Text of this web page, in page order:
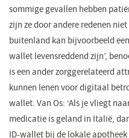
sommige gevallen hebben
zijn ze door andere redenen
buitenland kan bijvoorbeeld
wallet levensreddend zijn’,
is een ander zorggerelateerd
kunnen lenen voor digitaal
wallet. Van Os: ‘Als je vliegt
medicatie is geland in Italië,
ID-wallet bij de lokale apotheek